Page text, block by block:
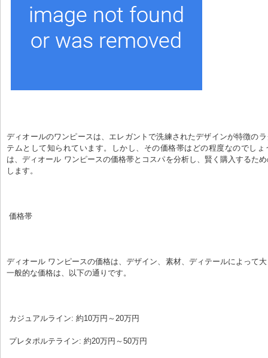
ディオールのワンピースは、エレガントで洗練されたデザインが特徴の
テムとして知られています。しかし、その価格帯はどの程度なのでしょ
は、ディオール ワンピースの価格帯とコスパを分析し、賢く購入するた
します。
価格帯
ディオール ワンピースの価格は、デザイン、素材、ディテールによって
一般的な価格は、以下の通りです。
カジュアルライン: 約10万円～20万円
プレタポルテライン: 約20万円～50万円